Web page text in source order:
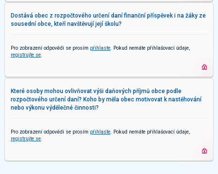
Dostává obec z rozpočtového určení daní finanční příspěvek i na žáky ze
sousední obce, kteří navštěvují její školu?
Pro zobrazení odpovědi se prosím přihlaste . Pokud nemáte přihlašovací údaje,
registrujte se
Které osoby mohou ovlivňovat výši daňových příjmů obce podle
rozpočtového určení daní? Koho by měla obec motivovat k nastěhování
nebo výkonu výdělečné činnosti?
Pro zobrazení odpovědi se prosím přihlaste . Pokud nemáte přihlašovací údaje,
registrujte se